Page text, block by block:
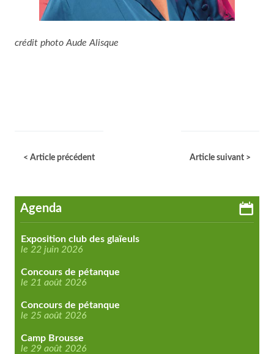
crédit photo Aude Alisque
< Article précédent Article suivant >
Agenda
Exposition club des glaïeuls
le 22 juin 2026
Concours de pétanque
le 21 août 2026
Concours de pétanque
le 25 août 2026
Camp Brousse
le 29 août 2026